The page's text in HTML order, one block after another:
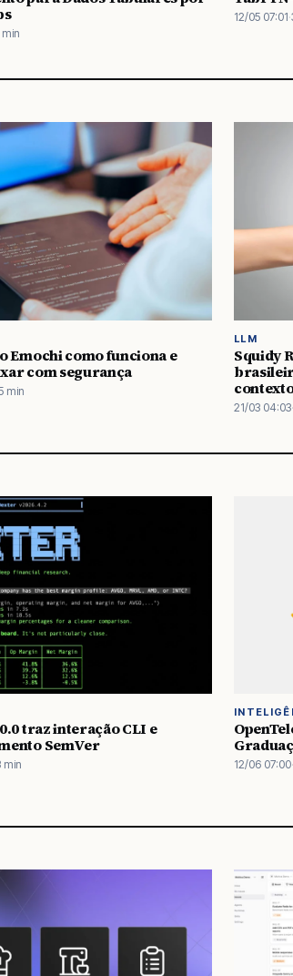
min
12/05 07:01·
Emochi como funciona e
com segurança
min
LLM
Squidy
21/03 04:03·
traz interação CLI e
SemVer
min 12/06 07:00·